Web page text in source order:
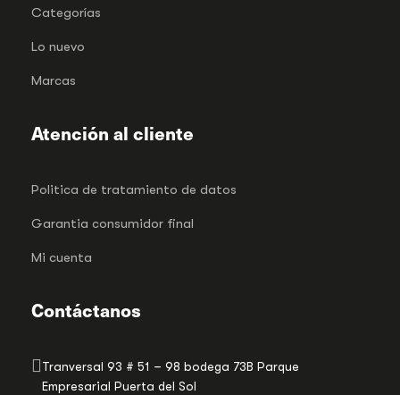
Categorías
Lo nuevo
Marcas
Atención al cliente
Politica de tratamiento de datos
Garantia consumidor final
Mi cuenta
Contáctanos
Tranversal 93 # 51 – 98 bodega 73B Parque
Empresarial Puerta del Sol